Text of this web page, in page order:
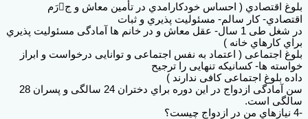
بلوغ اقتصادي ( احساس خودکارامدي در تأمین معاش و جرَم
اقتصادي- کار سالم- مسئولیت پذیري و ثبات
در شغل طی 1 سال- عقل معاش و در خانم ها آمادگی مسئولیت پذیري
براي کارهاي خانه )
بلوغ اجتماعی ( اعتماد به نفس اجتماعی و توانایی درخواست و ابراز
خواسته ها- کسانیکه تنهایی را ترجیح
داده بلوغ اجتماعی کافی ندارند )
سن آمادگی ازدواج در این دوره براي دختران 24 سالگی و پسران 28
سالگی است.
-4 نیازهاي من در ازدواج چیست؟